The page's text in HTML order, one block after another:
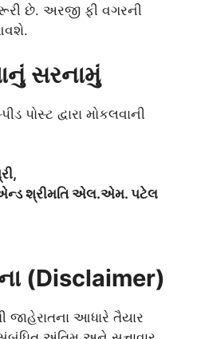
છે. અરજી ફી વગરની
સરનામું
પોસ્ટ દ્વારા મોકલવાની
શ્રીમતિ એલ.એમ. પટેલ
(Disclaimer)
આધારે તૈયાર